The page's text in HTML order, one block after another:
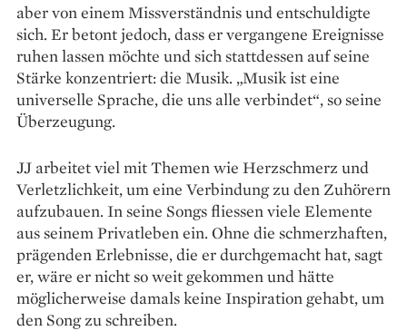
aber von einem Missverständnis und entschuldigte
sich. Er betont jedoch, dass er vergangene Ereignisse
ruhen lassen möchte und sich stattdessen auf seine
Stärke konzentriert: die Musik. „Musik ist eine
universelle Sprache, die uns alle verbindet“, so seine
Überzeugung.
JJ arbeitet viel mit Themen wie Herzschmerz und
Verletzlichkeit, um eine Verbindung zu den Zuhörern
aufzubauen. In seine Songs fliessen viele Elemente
aus seinem Privatleben ein. Ohne die schmerzhaften,
prägenden Erlebnisse, die er durchgemacht hat, sagt
er, wäre er nicht so weit gekommen und hätte
möglicherweise damals keine Inspiration gehabt, um
den Song zu schreiben.